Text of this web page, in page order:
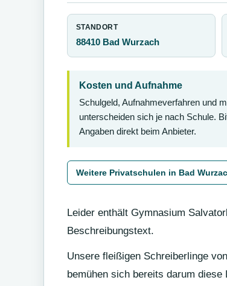
STANDORT
88410 Bad Wurzach
Kosten und Aufnahme
Schulgeld, Aufnahmeverfahren und
unterscheiden sich je nach Schule.
Angaben direkt beim Anbieter.
Weitere Privatschulen in Bad
Leider enthält Gymnasium
Beschreibungstext.
Unsere fleißigen Schreiberlinge
bemühen sich bereits darum